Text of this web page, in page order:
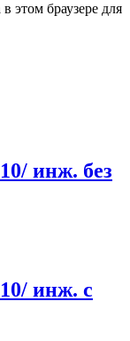
этом браузере для
инж. без
инж. с